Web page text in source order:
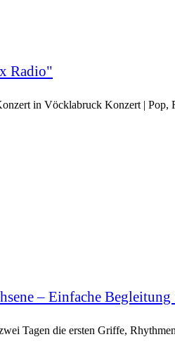
Radio"
in Vöcklabruck Konzert |
– Einfache
Tagen die ersten Griffe,